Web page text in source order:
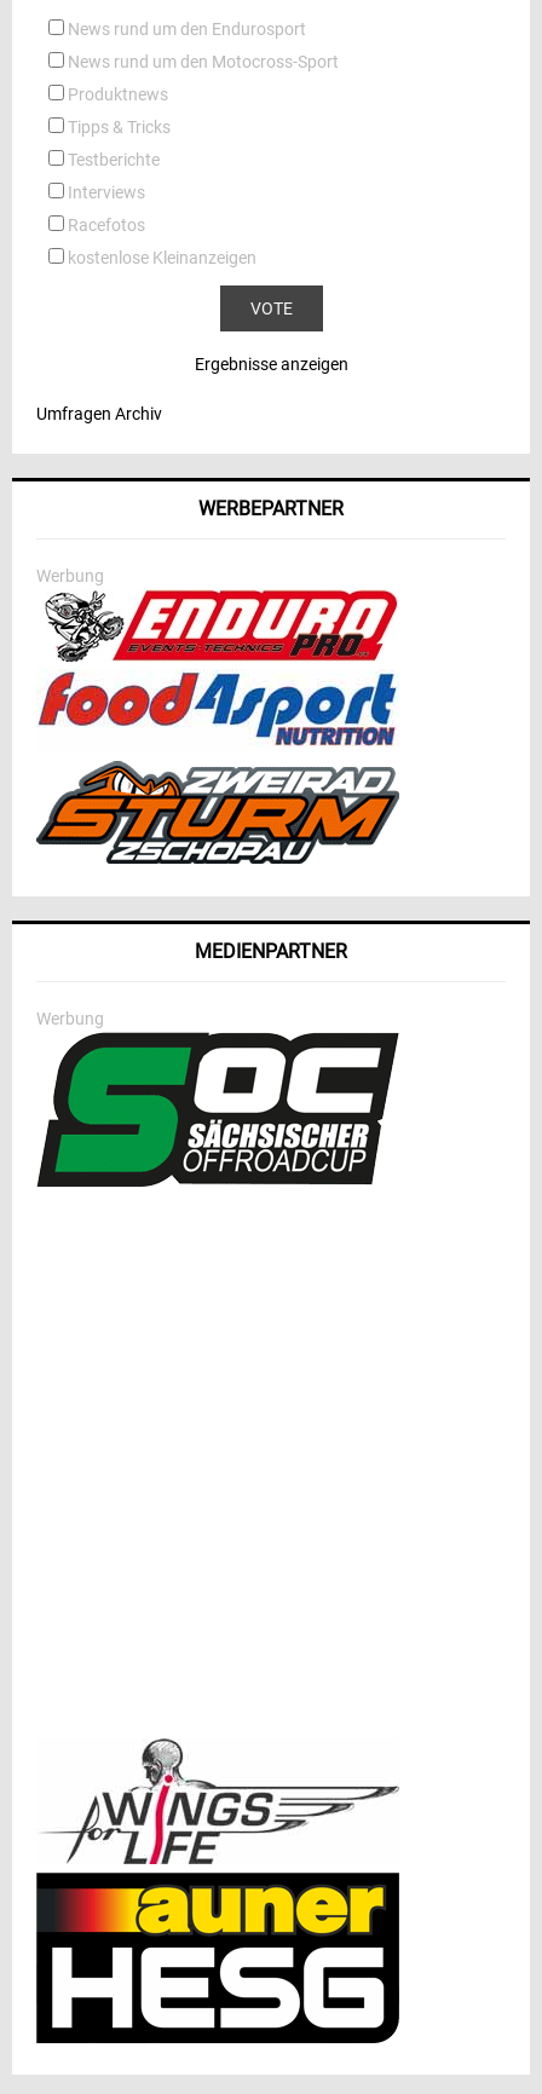
News rund um den Endurosport
News rund um den Motocross-Sport
Produktnews
Tipps & Tricks
Testberichte
Interviews
Racefotos
kostenlose Kleinanzeigen
Ergebnisse anzeigen
Umfragen Archiv
WERBEPARTNER
Werbung
MEDIENPARTNER
Werbung